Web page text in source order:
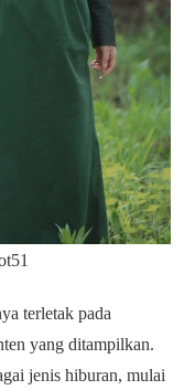
terletak pada
yang ditampilkan.
jenis hiburan, mulai